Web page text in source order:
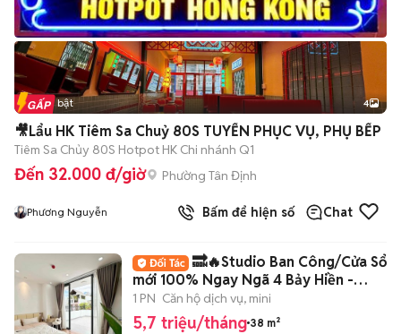
Tin nổi bật 4
🎥Lẩu HK Tiêm Sa Chuỷ 80S TUYỂN PHỤC VỤ, PHỤ BẾP
Tiêm Sa Chủy 80S Hotpot HK Chi nhánh Q1
Đến 32.000 đ/giờ Phường Tân Định
Phương Nguyễn Bấm để hiện số Chat
🔜🔥Studio Ban Công/Cửa Sổ
mới 100% Ngay Ngã 4 Bảy Hiền -
Trường Chinh✨
1 PN Căn hộ dịch vụ, mini
5,7 triệu/tháng 38 m²